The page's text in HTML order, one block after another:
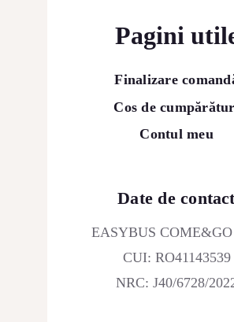
Pagini
Finalizare
Cos de
Contul meu
Date de
EASYBUS
CUI: RO41143539
NRC: J40/6728/